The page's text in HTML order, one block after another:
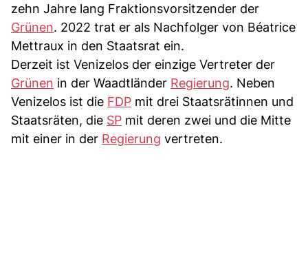
zehn Jahre lang Fraktionsvorsitzender der
Grünen. 2022 trat er als Nachfolger von Béatrice
Mettraux in den Staatsrat ein.
Derzeit ist Venizelos der einzige Vertreter der
Grünen in der Waadtländer Regierung. Neben
Venizelos ist die FDP mit drei Staatsrätinnen und
Staatsräten, die SP mit deren zwei und die Mitte
mit einer in der Regierung vertreten.